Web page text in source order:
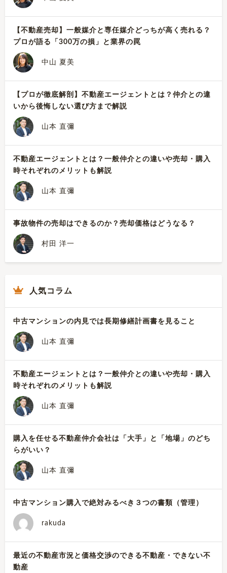
【不動産売却】一般媒介と専任媒介どっちが高く売れる？
プロが語る「300万の損」と業界の罠
中山 夏美
【プロが徹底解剖】不動産エージェントとは？仲介との違
いから後悔しない選び方まで解説
山本 直彌
不動産エージェントとは？一般仲介との違いや売却・購入
時それぞれのメリットも解説
山本 直彌
事故物件の売却はできるのか？売却価格はどうなる？
村田 洋一
人気コラム
中古マンションの内見では長期修繕計画書を見ること
山本 直彌
不動産エージェントとは？一般仲介との違いや売却・購入
時それぞれのメリットも解説
山本 直彌
購入を任せる不動産仲介会社は「大手」と「地場」のどち
らがいい？
山本 直彌
中古マンション購入で絶対みるべき３つの書類（管理）
rakuda
最近の不動産市況と価格交渉のできる不動産・できない不
動産